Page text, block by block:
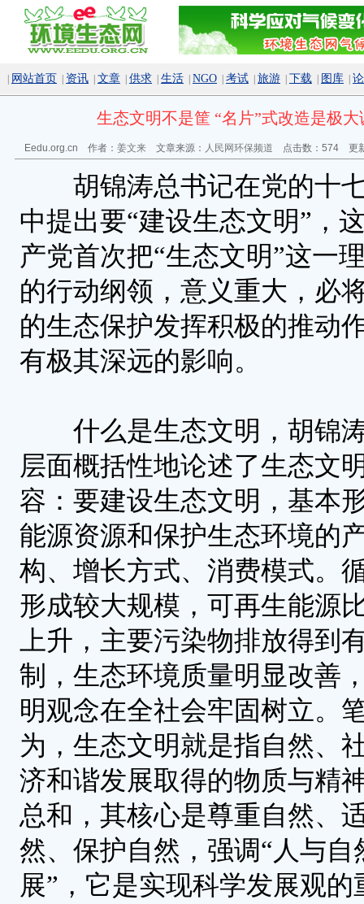
网站首页 资讯 文章 供求 生活 NGO 考试 旅游 下载 图库
生态文明不是筐 “名片”式改造是极大
Eedu.org.cn 作者： 姜文来 文章来源： 人民网环保频道 点击数： 574 更
胡锦涛总书记在党的十
中提出要“建设生态文明”，
产党首次把“生态文明”这一
的行动纲领，意义重大，必
的生态保护发挥积极的推动
有极其深远的影响。
什么是生态文明，胡锦
层面概括性地论述了生态文
容：要建设生态文明，基本
能源资源和保护生态环境的
构、增长方式、消费模式。
形成较大规模，可再生能源
上升，主要污染物排放得到
制，生态环境质量明显改善
明观念在全社会牢固树立。
为，生态文明就是指自然、
济和谐发展取得的物质与精
总和，其核心是尊重自然、
然、保护自然，强调“人与自
展”，它是实现科学发展观的